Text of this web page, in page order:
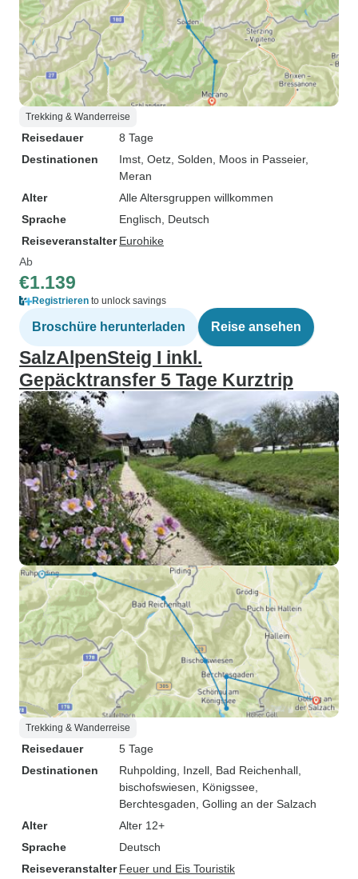
Trekking & Wanderreise
Reisedauer
8 Tage
Destinationen
Imst , Oetz , Solden , Moos in Passeier,
Meran
Alter
Alle Altersgruppen willkommen
Sprache
Englisch, Deutsch
Reiseveranstalter Eurohike
Ab
€1.139
Registrieren to unlock savings
Broschüre herunterladen Reise ansehen
SalzAlpenSteig I inkl.
Gepäcktransfer 5 Tage Kurztrip
Trekking & Wanderreise
Reisedauer
5 Tage
Destinationen
Ruhpolding , Inzell , Bad Reichenhall
bischofswiesen , Königssee
Berchtesgaden , Golling an der Salzach
Alter
Alter 12+
Sprache
Deutsch
Reiseveranstalter Feuer und Eis Touristik